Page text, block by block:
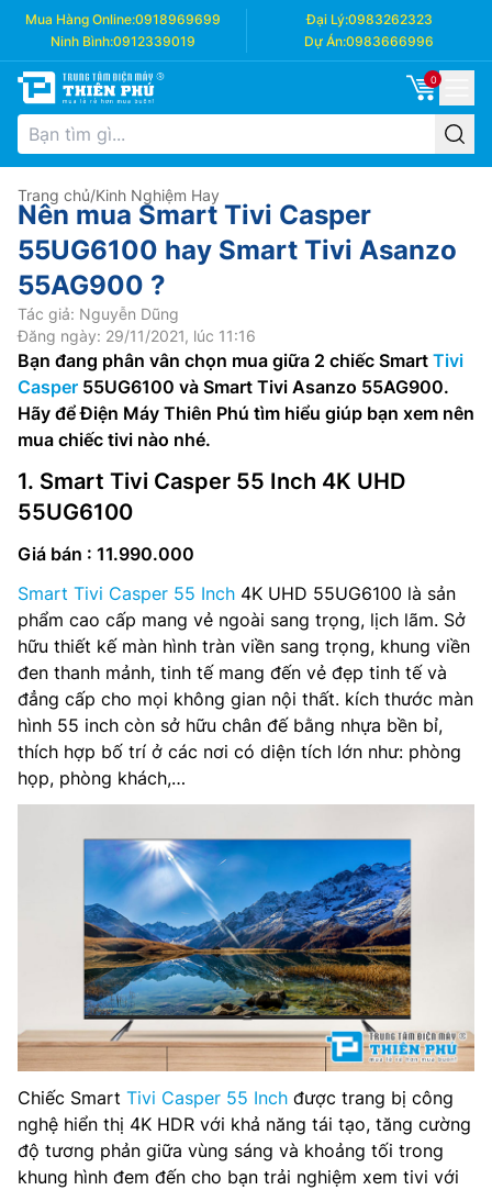
Mua Hàng Online:0918969699 Đại Lý:0983262323
Ninh Bình:0912339019 Dự Án:0983666996
0
Trang chủ/Kinh Nghiệm Hay
Nên mua Smart Tivi Casper
55UG6100 hay Smart Tivi Asanzo
55AG900 ?
Tác giả: Nguyễn Dũng
Đăng ngày: 29/11/2021, lúc 11:16
Bạn đang phân vân chọn mua giữa 2 chiếc Smart Tivi
Casper 55UG6100 và Smart Tivi Asanzo 55AG900.
Hãy để Điện Máy Thiên Phú tìm hiểu giúp bạn xem nên
mua chiếc tivi nào nhé.
1. Smart Tivi Casper 55 Inch 4K UHD
55UG6100
Giá bán : 11.990.000
Smart Tivi Casper 55 Inch 4K UHD 55UG6100 là sản
phẩm cao cấp mang vẻ ngoài sang trọng, lịch lãm. Sở
hữu thiết kế màn hình tràn viền sang trọng, khung viền
đen thanh mảnh, tinh tế mang đến vẻ đẹp tinh tế và
đẳng cấp cho mọi không gian nội thất. kích thước màn
hình 55 inch còn sở hữu chân đế bằng nhựa bền bỉ,
thích hợp bố trí ở các nơi có diện tích lớn như: phòng
họp, phòng khách,…
Chiếc Smart Tivi Casper 55 Inch được trang bị công
nghệ hiển thị 4K HDR với khả năng tái tạo, tăng cường
độ tương phản giữa vùng sáng và khoảng tối trong
khung hình đem đến cho bạn trải nghiệm xem tivi với